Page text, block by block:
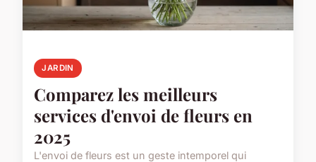
JARDIN
Comparez les meilleurs
services d'envoi de fleurs en
2025
L'envoi de fleurs est un geste intemporel qui